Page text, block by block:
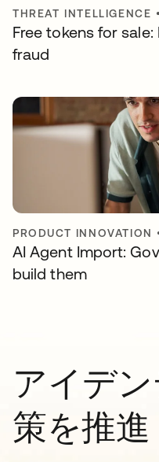
THREAT INTELLIGENCE
Free tokens for
fraud
PRODUCT INNOVATION
AI Agent Import:
build them
アイデ
策を推進